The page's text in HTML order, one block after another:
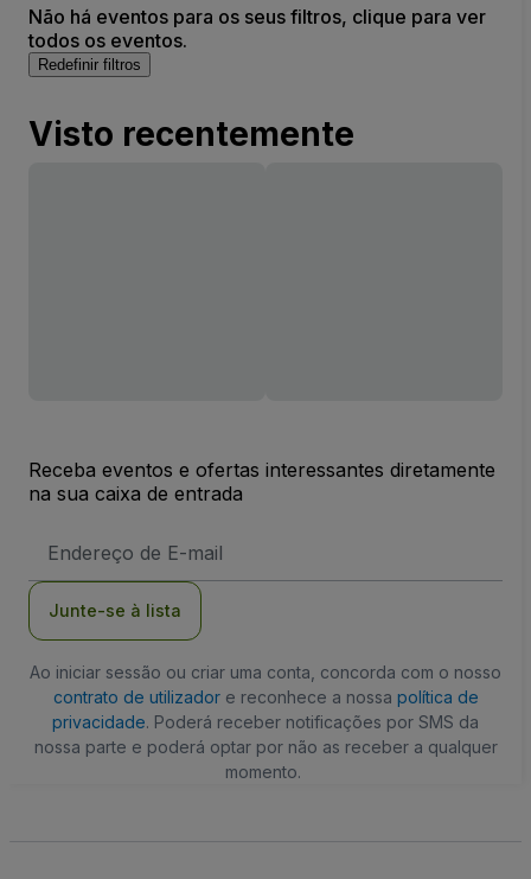
Não há eventos para os seus filtros, clique para ver
todos os eventos.
Redefinir filtros
Visto recentemente
Receba eventos e ofertas interessantes diretamente
na sua caixa de entrada
de
Junte-se à lista
Ao iniciar sessão ou criar uma conta, concorda com o nosso
contrato de utilizadore reconhece a nossa política de
privacidade. Poderá receber notificações por SMS da
nossa parte e poderá optar por não as receber a qualquer
momento.